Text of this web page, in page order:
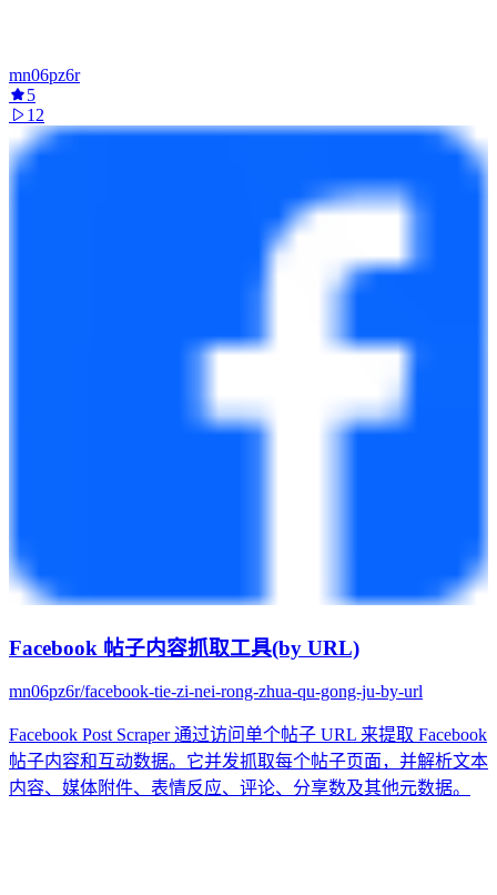
mn06pz6r
5
12
Facebook 帖子内容抓取工具(by URL)
mn06pz6r/facebook-tie-zi-nei-rong-zhua-qu-gong-ju-by-url
Facebook Post Scraper 通过访问单个帖子 URL 来提取 Facebook
帖子内容和互动数据。它并发抓取每个帖子页面，并解析文本
内容、媒体附件、表情反应、评论、分享数及其他元数据。